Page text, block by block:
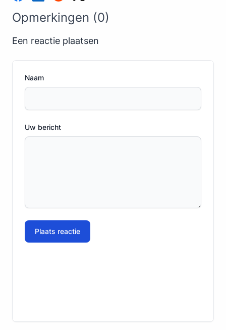
Opmerkingen (0)
Een reactie plaatsen
Naam
Uw bericht
Plaats reactie